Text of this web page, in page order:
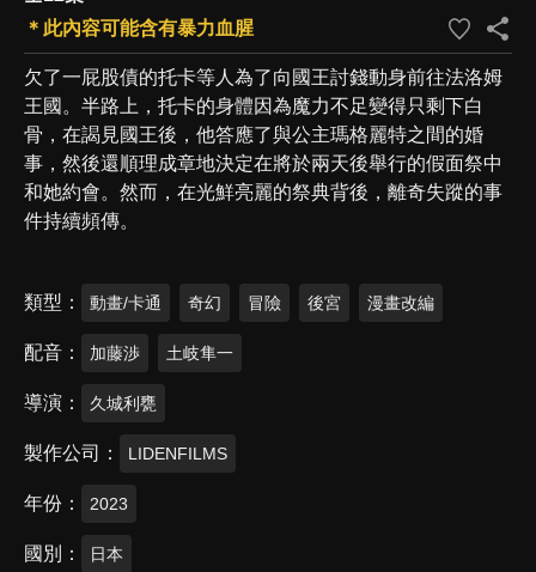
＊此內容可能含有暴力血腥
欠了一屁股債的托卡等人為了向國王討錢動身前往法洛姆
王國。半路上，托卡的身體因為魔力不足變得只剩下白
骨，在謁見國王後，他答應了與公主瑪格麗特之間的婚
事，然後還順理成章地決定在將於兩天後舉行的假面祭中
和她約會。然而，在光鮮亮麗的祭典背後，離奇失蹤的事
件持續頻傳。
類型 動畫/卡通 奇幻 冒險 後宮 漫畫改編
配音 加藤渉 土岐隼一
導演 久城利甕
製作公司 LIDENFILMS
年份 2023
國別 日本